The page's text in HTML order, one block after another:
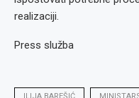
realizaciji.
Press služba